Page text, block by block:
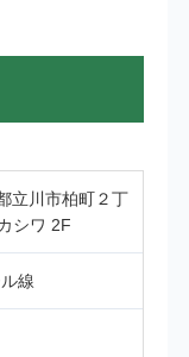
立川市柏町２丁
シワ 2F
線